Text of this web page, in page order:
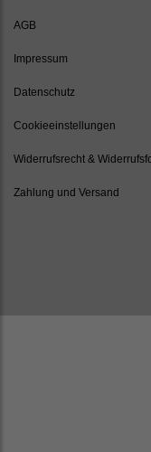
AGB
Impressum
Datenschutz
Cookieeinstellungen
Widerrufsrecht &
Zahlung und Versand